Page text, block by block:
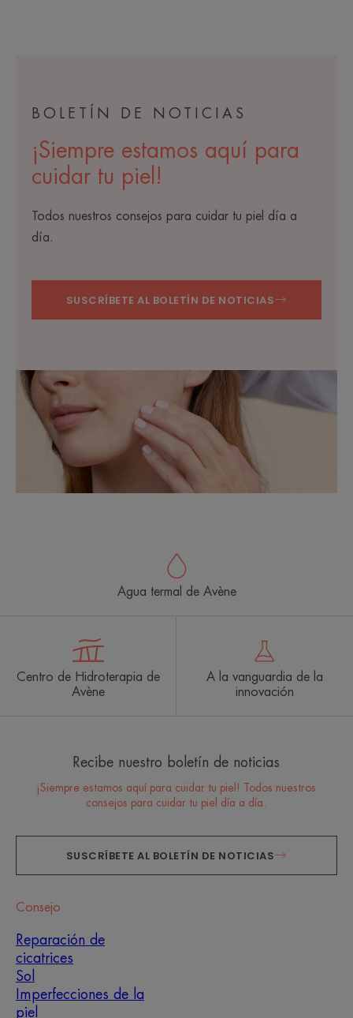
BOLETÍN DE NOTICIAS
¡Siempre estamos aquí para
cuidar tu piel!
Todos nuestros consejos para cuidar tu piel día a
día.
SUSCRÍBETE AL BOLETÍN DE NOTICIAS
Agua termal de Avène
Centro de Hidroterapia de
Avène
A la vanguardia de la
innovación
Recibe nuestro boletín de noticias
¡Siempre estamos aquí para cuidar tu piel! Todos nuestros
consejos para cuidar tu piel día a día.
SUSCRÍBETE AL BOLETÍN DE NOTICIAS
Consejo
Reparación de
cicatrices
Sol
Imperfecciones de la
piel